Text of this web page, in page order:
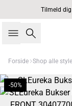
Tilmeld
Søg
Forside Shop alle
-50%